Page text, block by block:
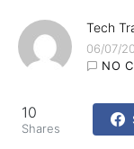
Tech
06/07/
NO
10
Shares